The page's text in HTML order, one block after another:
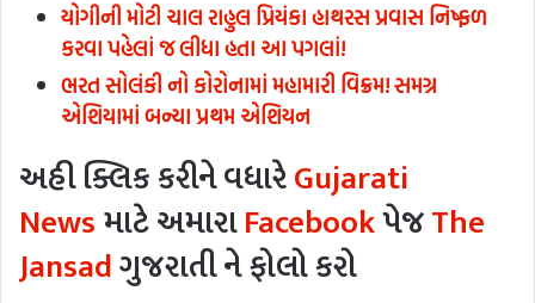
યોગીની મોટી ચાલ રાહુલ પ્રિયંકા હાથરસ પ્રવાસ નિષ્ફળ
કરવા પહેલાં જ લીધા હતા આ પગલાં!
ભરત સોલંકી નો કોરોનામાં મહામારી વિક્રમ! સમગ્ર
એશિયામાં બન્યા પ્રથમ એશિયન
અહી ક્લિક કરીને વધારેGujarati
Newsમાટે અમારાFacebookપેજThe
Jansadગુજરાતી ને ફોલો કરો